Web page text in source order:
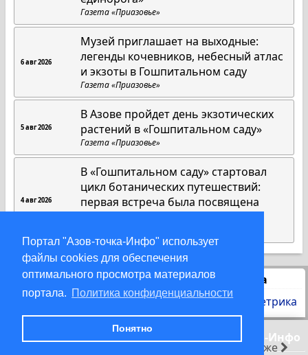
Портал "Азов-точка-Инфо" использует
файлы cookies для обеспечения
оптимального просмотра материалов
портала. Политика конфиденциальности
Понятно
позже
Газета «Приазовье»
6 авг 2026
Музей приглашает на выходные:
легенды кочевников, небесный атлас
и экзоты в Гошпитальном саду
Газета «Приазовье»
5 авг 2026
В Азове пройдет день экзотических
растений в «Гошпитальном саду»
Газета «Приазовье»
4 авг 2026
В «Гошпитальном саду» стартовал
цикл ботанических путешествий:
первая встреча была посвящена
Статистика
© 2000-2026 Азов-точка-Инфо